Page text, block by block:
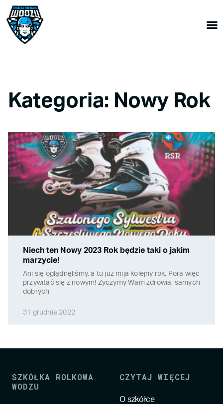
Kategoria: Nowy Rok
Niech ten Nowy 2023 Rok będzie taki o jakim
marzycie!
Ani się oglądnęliśmy, a tu już mija kolejny rok. Pora więc
przywitać się z nowym! Życzymy Wam zdrowia, samych
dobrych
31 grudnia 2022
SZKÓŁKA ROLKOWA
WODZU
CZYTAJ WIĘCEJ
O szkółce